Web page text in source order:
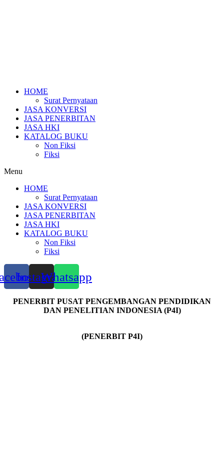
HOME
Surat Pernyataan
JASA KONVERSI
JASA PENERBITAN
JASA HKI
KATALOG BUKU
Non Fiksi
Fiksi
Menu
HOME
Surat Pernyataan
JASA KONVERSI
JASA PENERBITAN
JASA HKI
KATALOG BUKU
Non Fiksi
Fiksi
InstagramWhatsapp
PENERBIT PUSAT PENGEMBANGAN PENDIDIKAN
DAN PENELITIAN INDONESIA (P4I)
(PENERBIT P4I)